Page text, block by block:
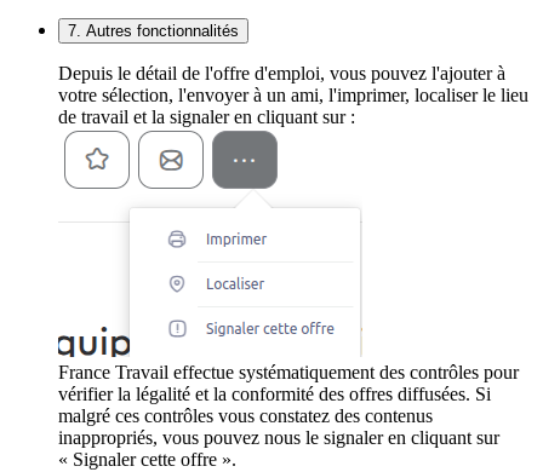
7. Autres fonctionnalités
Depuis le détail de l'offre d'emploi, vous pouvez l'ajouter à
votre sélection, l'envoyer à un ami, l'imprimer, localiser le lieu
de travail et la signaler en cliquant sur :
France Travail effectue systématiquement des contrôles pour
vérifier la légalité et la conformité des offres diffusées. Si
malgré ces contrôles vous constatez des contenus
inappropriés, vous pouvez nous le signaler en cliquant sur
« Signaler cette offre ».